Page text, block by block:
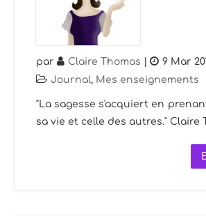
par Claire Thomas | 9 Mar
Journal, Mes enseignements
"La sagesse s'acquiert en
sa vie et celle des autres." Claire